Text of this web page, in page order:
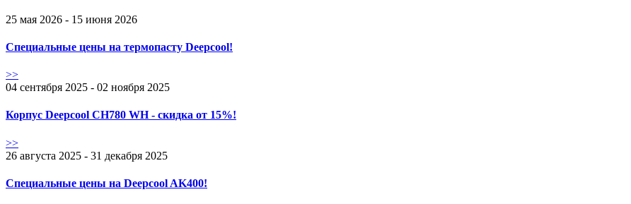
25 мая 2026 - 15 июня 2026
Специальные цены на термопасту Deepcool!
>>
04 сентября 2025 - 02 ноября 2025
Корпус Deepcool CH780 WH - скидка от 15%!
>>
26 августа 2025 - 31 декабря 2025
Специальные цены на Deepcool AK400!